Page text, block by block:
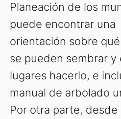
Planeación de los
puede encontrar una
orientación sobre
se pueden sembrar y
lugares hacerlo, e
manual de arbolado
Por otra parte, desde